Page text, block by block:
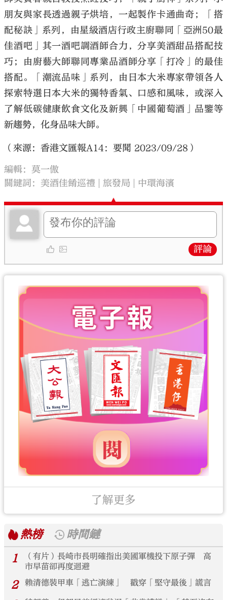
朋友與家長透過親子烘培，一起製作卡通曲奇；「搭
配秘訣」系列，由星級酒店行政主廚聯同「亞洲50最
佳酒吧」其一酒吧調酒師合力，分享美酒甜品搭配技
巧；由廚藝大師聯同專業品酒師分享「打冷」的最佳
搭配。「潮流品味」系列，由日本大米專家帶領各人
探索特選日本大米的獨特香氣、口感和風味，或深入
了解低碳健康飲食文化及新興「中國葡萄酒」品鑒等
新趨勢，化身品味大師。
（來源：香港文匯報A14：要聞 2023/09/28）
編輯：莫一傲
關鍵詞： 美酒佳餚巡禮 旅發局 中環海濱
評論
了解更多
熱榜
時間鏈
1
（有片）長崎市長明確指出美國軍機投下原子彈 高
市早苗卻再度迴避
2 賴清德裝甲車「逃亡演練」 戳穿「堅守最後」謊言